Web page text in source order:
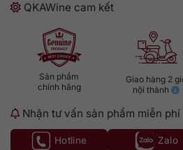
QKAWine cam kết
Sản phẩm
chính hãng
Giao hàng 2
nội thành
Nhận tư vấn sản phẩm miễn phí
Hotline Zalo